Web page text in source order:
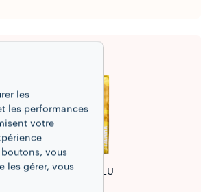
MOULU
les
les performances
votre
vous
les gérer, vous